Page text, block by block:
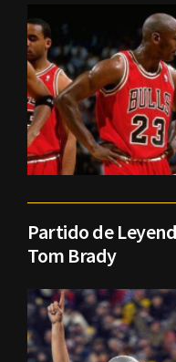
Partido de
Tom Brady